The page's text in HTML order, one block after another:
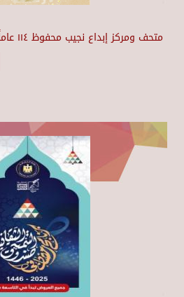
متحف ومركز إبداع نجيب محفوظ ١١٤ عاماً على ميلاد صاحب الثلاثية